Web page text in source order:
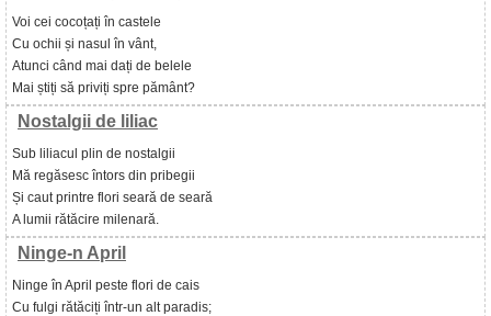
Voi cei cocoțați în castele
Cu ochii și nasul în vânt,
Atunci când mai dați de belele
Mai știți să priviți spre pământ?
Nostalgii de liliac
Sub liliacul plin de nostalgii
Mă regăsesc întors din pribegii
Și caut printre flori seară de seară
A lumii rătăcire milenară.
Ninge-n April
Ninge în April peste flori de cais
Cu fulgi rătăciți într-un alt paradis;